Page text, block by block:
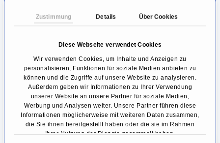
Zustimmung Details Über Cookies
Diese Webseite verwendet Cookies
Wir verwenden Cookies, um Inhalte und Anzeigen zu
personalisieren, Funktionen für soziale Medien anbieten zu
können und die Zugriffe auf unsere Website zu analysieren.
Außerdem geben wir Informationen zu Ihrer Verwendung
unserer Website an unsere Partner für soziale Medien,
Werbung und Analysen weiter. Unsere Partner führen diese
Informationen möglicherweise mit weiteren Daten zusammen,
die Sie ihnen bereitgestellt haben oder die sie im Rahmen
Ihrer Nutzung der Dienste gesammelt haben.
Aneurysma wird, desto höher wird das Risiko
für einen Einriss des Gefäßes. Die Ruptur eines
Aortenaneurysmas ist ein Notfall und bedarf
eines schnellen Handelns, da die Betroffenen
in kürzester Zeit innerlich verbluten.
Die Aufweitung der Aorta kann in einigen
Fällen ein Zufallsbefund sein, es können